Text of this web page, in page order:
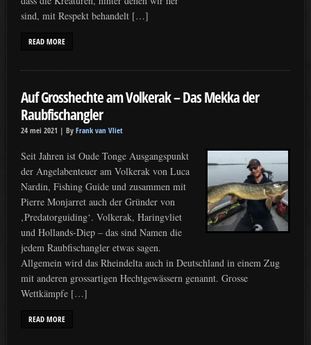
sind, mit Respekt behandelt […]
READ MORE
Auf Grosshechte am Volkerak – Das Mekka der
Raubfischangler
24 mei 2021 | By Frank van Vliet
Seit Jahren ist Oude Tonge Ausgangspunkt
der Angelabenteuer am Volkerak von Luca
Nardin, Fishing Guide und zusammen mit
Pierre Monjarret auch der Gründer von
‚Predatorguiding‘. Volkerak, Haringvliet
und Hollands-Diep – das sind Namen die
jedem Raubfischangler etwas sagen.
Allgemein wird das Rheindelta auch in Deutschland in einem Zug
mit anderen grossartigen Hechtgewässern genannt. Grosse
Wettkämpfe […]
READ MORE